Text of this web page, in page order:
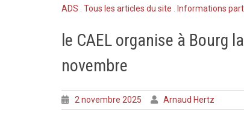
ADS Tous les articles du site Informations
le CAEL organise à Bourg
novembre
2 novembre 2025 Arnaud Hertz